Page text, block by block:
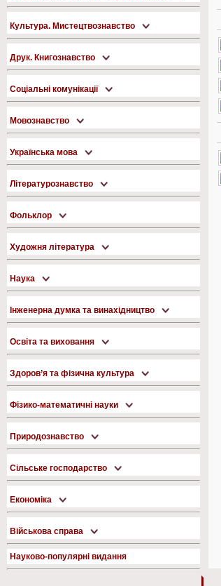
Культура. Мистецтвознавство
Друк. Книгознавство
Соціальні комунікації
Мовознавство
Українська мова
Літературознавство
Фольклор
Художня література
Наука
Інженерна думка та винахідництво
Освіта та виховання
Здоров’я та фізична культура
Фізико-математичні науки
Природознавство
Сільське господарство
Економіка
Військова справа
Науково-популярні видання